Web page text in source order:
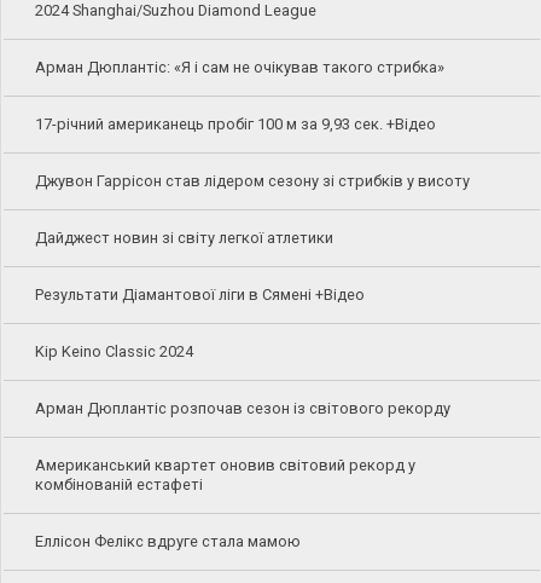
2024 Shanghai/Suzhou Diamond League
Арман Дюплантіс: «Я і сам не очікував такого стрибка»
17-річний американець пробіг 100 м за 9,93 сек. +Відео
Джувон Гаррісон став лідером сезону зі стрибків у висоту
Дайджест новин зі світу легкої атлетики
Результати Діамантової ліги в Сямені +Відео
Kip Keino Classic 2024
Арман Дюплантіс розпочав сезон із світового рекорду
Американський квартет оновив світовий рекорд у
комбінованій естафеті
Еллісон Фелікс вдруге стала мамою